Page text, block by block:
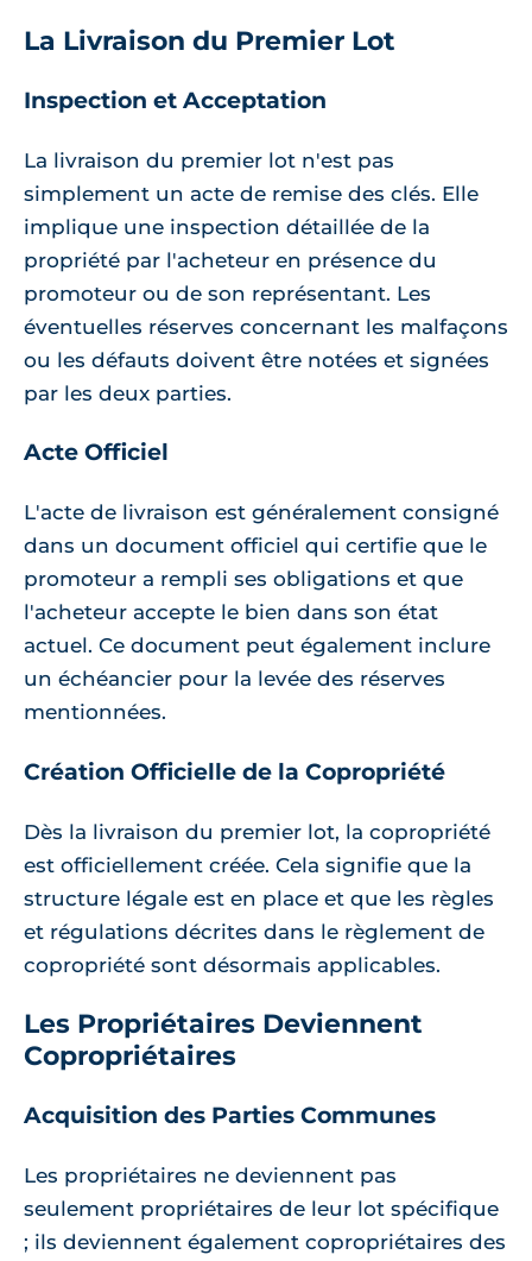
La Livraison du Premier Lot
Inspection et Acceptation
La livraison du premier lot n'est pas
simplement un acte de remise des clés. Elle
implique une inspection détaillée de la
propriété par l'acheteur en présence du
promoteur ou de son représentant. Les
éventuelles réserves concernant les malfaçons
ou les défauts doivent être notées et signées
par les deux parties.
Acte Officiel
L'acte de livraison est généralement consigné
dans un document officiel qui certifie que le
promoteur a rempli ses obligations et que
l'acheteur accepte le bien dans son état
actuel. Ce document peut également inclure
un échéancier pour la levée des réserves
mentionnées.
Création Officielle de la Copropriété
Dès la livraison du premier lot, la copropriété
est officiellement créée. Cela signifie que la
structure légale est en place et que les règles
et régulations décrites dans le règlement de
copropriété sont désormais applicables.
Les Propriétaires Deviennent
Copropriétaires
Acquisition des Parties Communes
Les propriétaires ne deviennent pas
seulement propriétaires de leur lot spécifique
; ils deviennent également copropriétaires des